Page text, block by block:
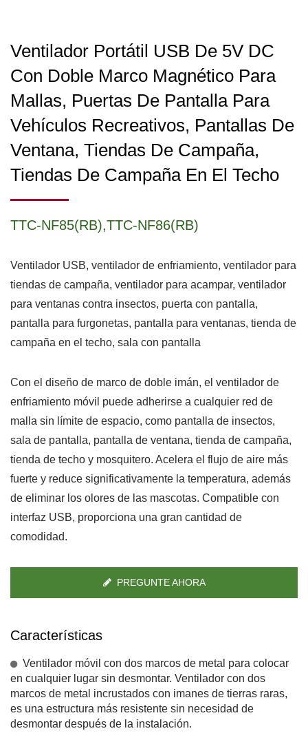
Ventilador Portátil USB De 5V DC
Con Doble Marco Magnético Para
Mallas, Puertas De Pantalla Para
Vehículos Recreativos, Pantallas De
Ventana, Tiendas De Campaña,
Tiendas De Campaña En El Techo
TTC-NF85(RB),TTC-NF86(RB)
Ventilador USB, ventilador de enfriamiento, ventilador para
tiendas de campaña, ventilador para acampar, ventilador
para ventanas contra insectos, puerta con pantalla,
pantalla para furgonetas, pantalla para ventanas, tienda de
campaña en el techo, sala con pantalla
Con el diseño de marco de doble imán, el ventilador de
enfriamiento móvil puede adherirse a cualquier red de
malla sin límite de espacio, como pantalla de insectos,
sala de pantalla, pantalla de ventana, tienda de campaña,
tienda de techo y mosquitero. Acelera el flujo de aire más
fuerte y reduce significativamente la temperatura, además
de eliminar los olores de las mascotas. Compatible con
interfaz USB, proporciona una gran cantidad de
comodidad.
PREGUNTE AHORA
Características
Ventilador móvil con dos marcos de metal para colocar
en cualquier lugar sin desmontar. Ventilador con dos
marcos de metal incrustados con imanes de tierras raras,
es una estructura más resistente sin necesidad de
desmontar después de la instalación.